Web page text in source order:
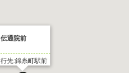
伝通院前
行先:錦糸町駅前